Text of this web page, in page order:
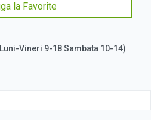
la Favorite
Vineri 9-18 Sambata 10-14)